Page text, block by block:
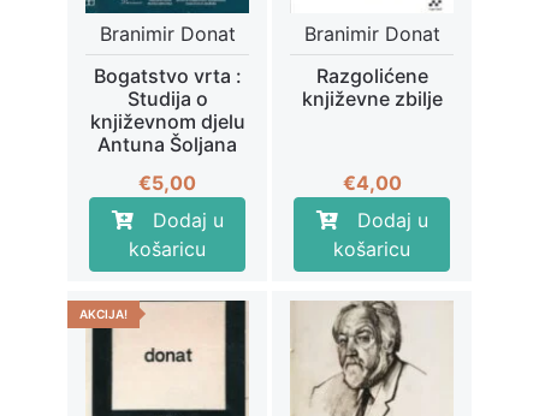
Branimir Donat
Bogatstvo vrta :
Studija o
književnom djelu
Antuna Šoljana
€5,00
Dodaj u
košaricu
Branimir Donat
Razgolićene
književne zbilje
€4,00
Dodaj u
košaricu
AKCIJA!